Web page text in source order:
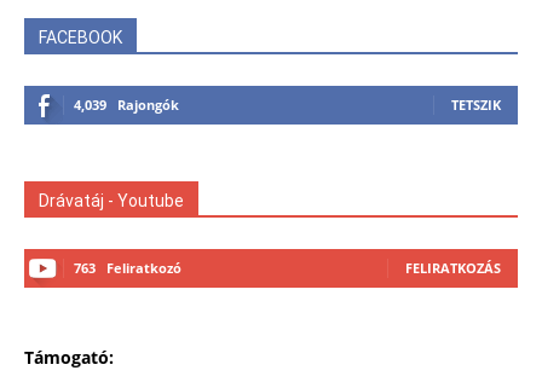
FACEBOOK
4,039 Rajongók TETSZIK
Drávatáj - Youtube
763 Feliratkozó FELIRATKOZÁS
Támogató: